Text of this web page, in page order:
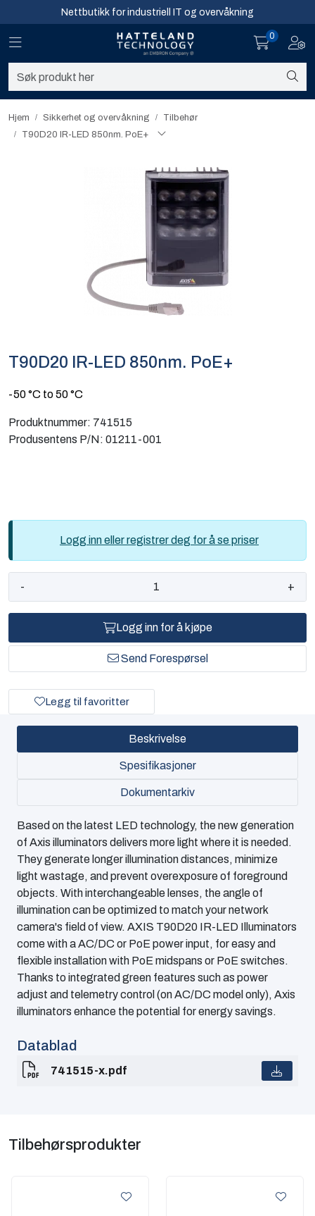
Skip to main contentNettbutikk for industriell IT og overvåkning
Toggle navigation
0
Hjem Sikkerhet og overvåkning
Tilbehør
T90D20 IR-LED 850nm. PoE+
T90D20 IR-LED 850nm. PoE+
-50 °C to 50 °C
Produktnummer: 741515
Produsentens P/N: 01211-001
Logg inn eller registrer deg for å se priser
- +
Logg inn for å kjøpe
Send Forespørsel
Legg til favoritter
Beskrivelse
Spesifikasjoner
Dokumentarkiv
Based on the latest LED technology, the new generation
of Axis illuminators delivers more light where it is needed.
They generate longer illumination distances, minimize
light wastage, and prevent overexposure of foreground
objects. With interchangeable lenses, the angle of
illumination can be optimized to match your network
camera's field of view. AXIS T90D20 IR-LED Illuminators
come with a AC/DC or PoE power input, for easy and
flexible installation with PoE midspans or PoE switches.
Thanks to integrated green features such as power
adjust and telemetry control (on AC/DC model only), Axis
illuminators enhance the potential for energy savings.
Datablad
741515-x.pdf
Tilbehørsprodukter
Nettverk
Computing
Software og analyse
Infosenter